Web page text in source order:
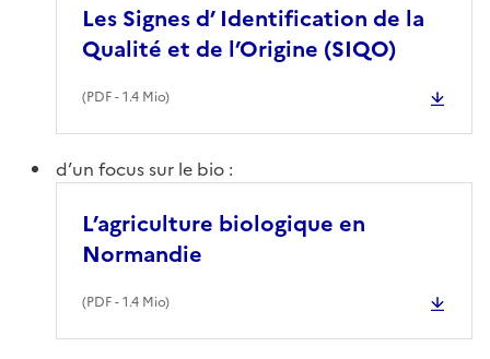
Les Signes d’ Identification de la
Qualité et de l’Origine (SIQO)
(PDF- 1.4 Mio)
d’un focus sur le bio :
L’agriculture biologique en
Normandie
(PDF- 1.4 Mio)